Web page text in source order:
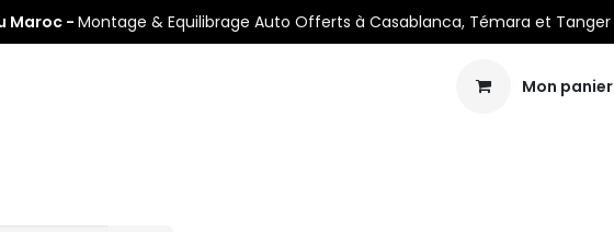
Maroc - Montage & Equilibrage Auto Offerts à Casablanca, Témara et Tanger
Mon panier